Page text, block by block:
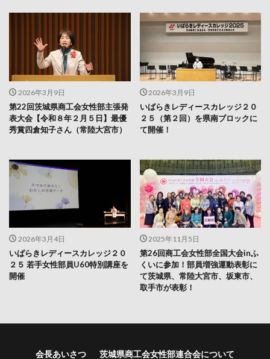
2026年3月9日
第22回茨城県商工会女性部主張発
表大会【令和８年２月５日】最優
秀賞四倉知子さん（常陸大宮市）
2026年3月9日
いばらきレディースカレッジ２０
２５（第２回）を県南ブロックに
て開催！
2026年3月4日
いばらきレディースカレッジ２０
２５ 若手女性部員U60特別講座を
開催
2025年11月5日
第26回商工会女性部全国大会inふ
くいに参加！部員増強運動表彰に
て茨城県、常陸大宮市、坂東市、
取手市が表彰！
会長あいさつ 茨城県商工会女性部連合会について